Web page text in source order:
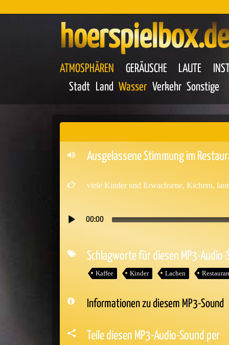
hoerspielbox.de
ATMOSPHÄREN GERÄUSCHE LAUTE
Stadt
Land Wasser Verkehr Sonstige
Ausgelassene Stimmung im
viele Kinder und Erwachsene, Kichern,
Audio-
00:00
Schlagworte für diesen MP3-Audio-
Kaffee Kinder Lachen
Informationen zu diesem MP3-Sound
Teile diesen MP3-Audio-Sound per